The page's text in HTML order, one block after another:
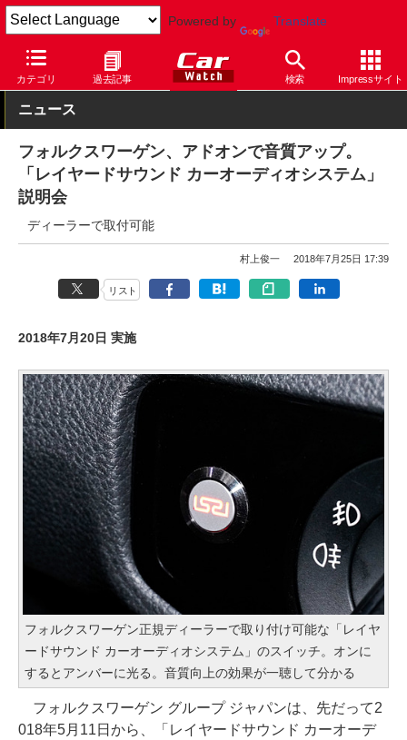
Powered by Translate
カテゴリ 過去記事 検索 Impressサイト
Car Watch 自動車 フォルクスワーゲン
ニュース
フォルクスワーゲン、アドオンで音質アップ。
「レイヤードサウンド カーオーディオシステム」
説明会
ディーラーで取付可能
村上俊一 2018年7月25日 17:39
リスト
2018年7月20日 実施
フォルクスワーゲン正規ディーラーで取り付け可能な「レイヤ
ードサウンド カーオーディオシステム」のスイッチ。オンに
するとアンバーに光る。音質向上の効果が一聴して分かる
フォルクスワーゲン グループ ジャパンは、先だって2
018年5月11日から、「レイヤードサウンド カーオーデ